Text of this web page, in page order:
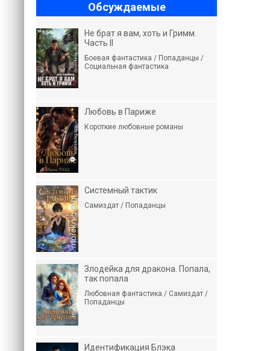
Обсуждаемые
Не брат я вам, хоть и Гримм.
Часть II
Боевая фантастика / Попаданцы /
Социальная фантастика
Любовь в Париже
Короткие любовные романы
Системный тактик
Самиздат / Попаданцы
Злодейка для дракона. Попала,
так попала
Любовная фантастика / Самиздат /
Попаданцы
Идентификация Блэка